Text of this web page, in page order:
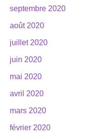
septembre 2020
août 2020
juillet 2020
juin 2020
mai 2020
avril 2020
mars 2020
février 2020